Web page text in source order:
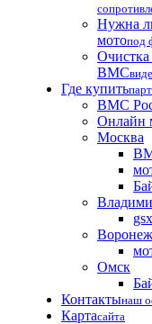
Нужна
мотопод
Очистка
BMC
Где купить
BMC
Онлайн
Москва
Воронеж
Омск
Контактынаш
Картасайта